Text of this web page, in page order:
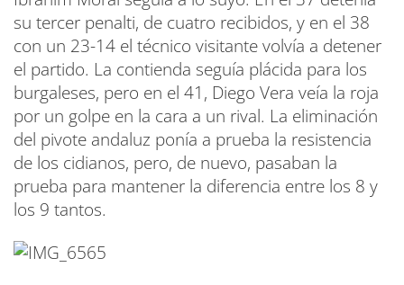
su tercer penalti, de cuatro recibidos, y en el 38
con un 23-14 el técnico visitante volvía a detener
el partido. La contienda seguía plácida para los
burgaleses, pero en el 41, Diego Vera veía la roja
por un golpe en la cara a un rival. La eliminación
del pivote andaluz ponía a prueba la resistencia
de los cidianos, pero, de nuevo, pasaban la
prueba para mantener la diferencia entre los 8 y
los 9 tantos.